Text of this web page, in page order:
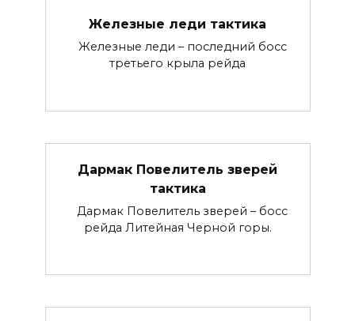
Железные леди тактика
Железные леди – последний босс
третьего крыла рейда
Дармак Повелитель зверей
тактика
Дармак Повелитель зверей – босс
рейда Литейная Черной горы.